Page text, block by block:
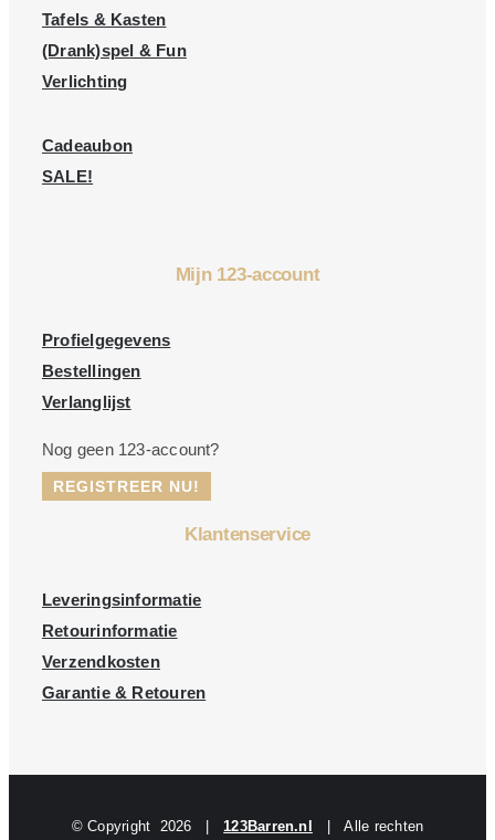
Tafels & Kasten
(Drank)spel & Fun
Verlichting
Cadeaubon
SALE!
Mijn 123-account
Profielgegevens
Bestellingen
Verlanglijst
Nog geen 123-account?
REGISTREER NU!
Klantenservice
Leveringsinformatie
Retourinformatie
Verzendkosten
Garantie & Retouren
© Copyright 2026 |123Barren.nl | Alle rechten